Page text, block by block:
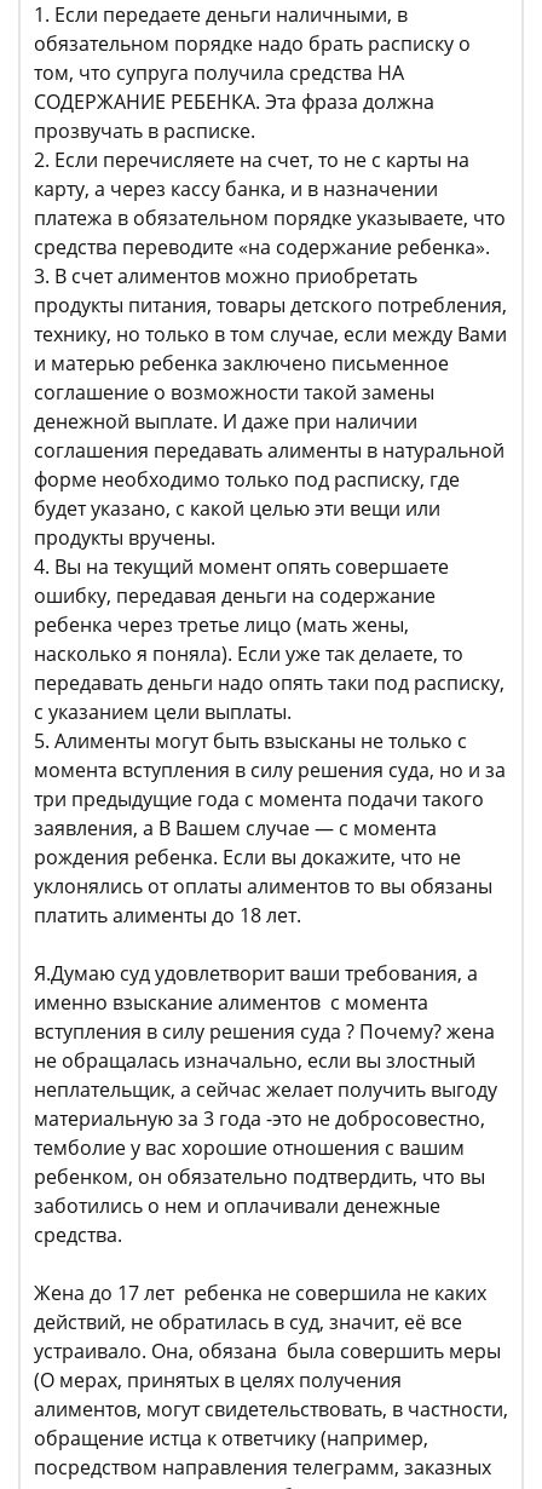
1. Если передаете деньги наличными, в
обязательном порядке надо брать расписку о
том, что супруга получила средства НА
СОДЕРЖАНИЕ РЕБЕНКА. Эта фраза должна
прозвучать в расписке.
2. Если перечисляете на счет, то не с карты на
карту, а через кассу банка, и в назначении
платежа в обязательном порядке указываете, что
средства переводите «на содержание ребенка».
3. В счет алиментов можно приобретать
продукты питания, товары детского потребления,
технику, но только в том случае, если между Вами
и матерью ребенка заключено письменное
соглашение о возможности такой замены
денежной выплате. И даже при наличии
соглашения передавать алименты в натуральной
форме необходимо только под расписку, где
будет указано, с какой целью эти вещи или
продукты вручены.
4. Вы на текущий момент опять совершаете
ошибку, передавая деньги на содержание
ребенка через третье лицо (мать жены,
насколько я поняла). Если уже так делаете, то
передавать деньги надо опять таки под расписку,
с указанием цели выплаты.
5. Алименты могут быть взысканы не только с
момента вступления в силу решения суда, но и за
три предыдущие года с момента подачи такого
заявления, а В Вашем случае — с момента
рождения ребенка. Если вы докажите, что не
уклонялись от оплаты алиментов то вы обязаны
платить алименты до 18 лет.
Я.Думаю суд удовлетворит ваши требования, а
именно взыскание алиментов с момента
вступления в силу решения суда ? Почему? жена
не обращалась изначально, если вы злостный
неплательщик, а сейчас желает получить выгоду
материальную за 3 года -это не добросовестно,
темболие у вас хорошие отношения с вашим
ребенком, он обязательно подтвердить, что вы
заботились о нем и оплачивали денежные
средства.
Жена до 17 лет ребенка не совершила не каких
действий, не обратилась в суд, значит, её все
устраивало. Она, обязана была совершить меры
(О мерах, принятых в целях получения
алиментов, могут свидетельствовать, в частности,
обращение истца к ответчику (например,
посредством направления телеграмм, заказных